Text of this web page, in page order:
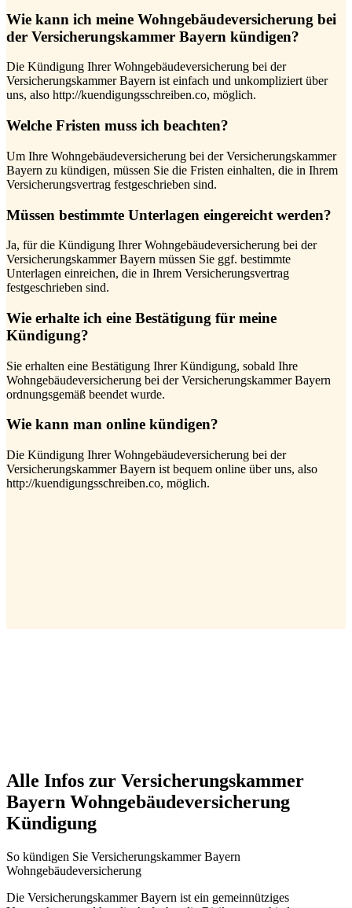
Wie kann ich meine Wohngebäudeversicherung bei
der Versicherungskammer Bayern kündigen?
Die Kündigung Ihrer Wohngebäudeversicherung bei der
Versicherungskammer Bayern ist einfach und unkompliziert über
uns, also http://kuendigungsschreiben.co, möglich.
Welche Fristen muss ich beachten?
Um Ihre Wohngebäudeversicherung bei der Versicherungskammer
Bayern zu kündigen, müssen Sie die Fristen einhalten, die in Ihrem
Versicherungsvertrag festgeschrieben sind.
Müssen bestimmte Unterlagen eingereicht werden?
Ja, für die Kündigung Ihrer Wohngebäudeversicherung bei der
Versicherungskammer Bayern müssen Sie ggf. bestimmte
Unterlagen einreichen, die in Ihrem Versicherungsvertrag
festgeschrieben sind.
Wie erhalte ich eine Bestätigung für meine
Kündigung?
Sie erhalten eine Bestätigung Ihrer Kündigung, sobald Ihre
Wohngebäudeversicherung bei der Versicherungskammer Bayern
ordnungsgemäß beendet wurde.
Wie kann man online kündigen?
Die Kündigung Ihrer Wohngebäudeversicherung bei der
Versicherungskammer Bayern ist bequem online über uns, also
http://kuendigungsschreiben.co, möglich.
Alle Infos zur Versicherungskammer
Bayern Wohngebäudeversicherung
Kündigung
So kündigen Sie Versicherungskammer Bayern
Wohngebäudeversicherung
Die Versicherungskammer Bayern ist ein gemeinnütziges